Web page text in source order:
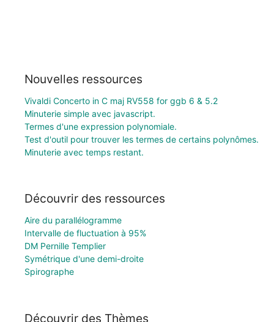
Nouvelles ressources
Vivaldi Concerto in C maj RV558 for ggb 6 & 5.2
Minuterie simple avec javascript.
Termes d'une expression polynomiale.
Test d'outil pour trouver les termes de certains polynômes.
Minuterie avec temps restant.
Découvrir des ressources
Aire du parallélogramme
Intervalle de fluctuation à 95%
DM Pernille Templier
Symétrique d'une demi-droite
Spirographe
Découvrir des Thèmes